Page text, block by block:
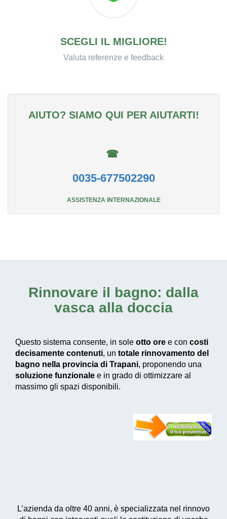
SCEGLI IL MIGLIORE!
Valuta referenze e feedback
AIUTO? SIAMO QUI PER AIUTARTI!
☎
0035-677502290
ASSISTENZA INTERNAZIONALE
Rinnovare il bagno: dalla
vasca alla doccia
Questo sistema consente, in sole otto ore e con costi
decisamente contenuti, un totale rinnovamento del
bagno nella provincia di Trapani, proponendo una
soluzione funzionale e in grado di ottimizzare al
massimo gli spazi disponibili.
L’azienda da oltre 40 anni, è specializzata nel rinnovo